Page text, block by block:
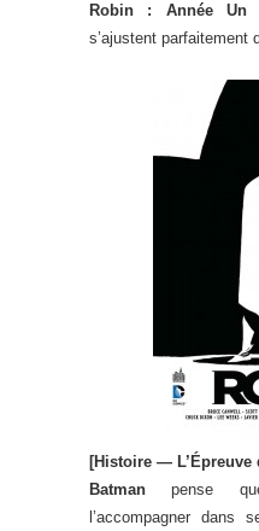
Robin : Année Un
s’ajustent parfaitement
[Histoire — L’Épreuve
Batman pense
l’accompagner dans